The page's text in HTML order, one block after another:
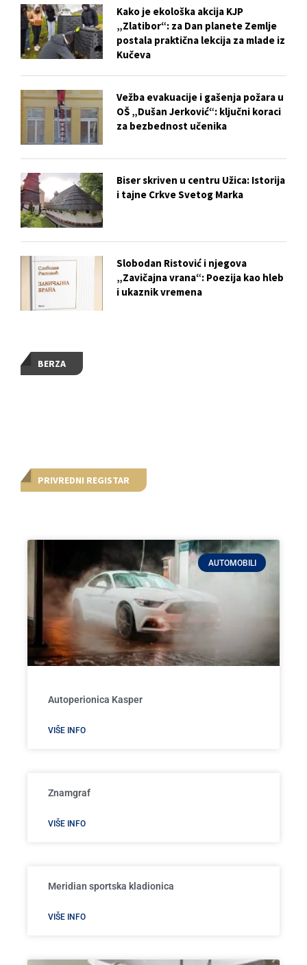
BERZA
PRIVREDNI REGISTAR
AUTOMOBILI
Autoperionica Kasper
VIŠE INFO
Znamgraf
VIŠE INFO
Meridian sportska kladionica
VIŠE INFO
Kako je ekološka akcija KJP
„Zlatibor“: za Dan planete Zemlje
postala praktična lekcija za mlade iz
Kučeva
Vežba evakuacije i gašenja požara u
OŠ „Dušan Jerković“: ključni koraci
za bezbednost učenika
Biser skriven u centru Užica: Istorija
i tajne Crkve Svetog Marka
Slobodan Ristović i njegova
„Zavičajna vrana“: Poezija kao hleb
i ukaznik vremena